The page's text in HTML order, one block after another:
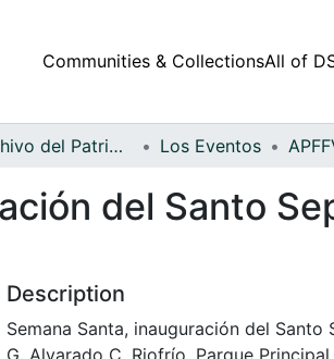
Communities & CollectionsAll of
Fondo Archivo del Patrimonio Fotográfico y Fílmico del Valle del Cauca Los Eventos
del Santo
Description
Semana Santa, inauguración del
G. Alvarado C. Riofrío, Parque